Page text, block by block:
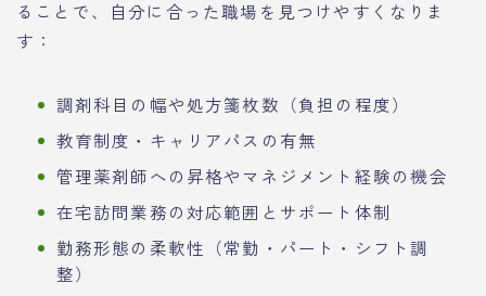
ることで、自分に合った職場を見つけやすくなりま
す：
調剤科目の幅や処方箋枚数（負担の程度）
教育制度・キャリアパスの有無
管理薬剤師への昇格やマネジメント経験の機会
在宅訪問業務の対応範囲とサポート体制
勤務形態の柔軟性（常勤・パート・シフト調
整）